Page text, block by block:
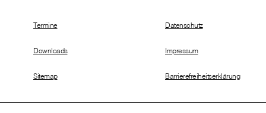
Termine
Downloads
Sitemap
Datenschutz
Impressum
Barrierefreiheitserklärung